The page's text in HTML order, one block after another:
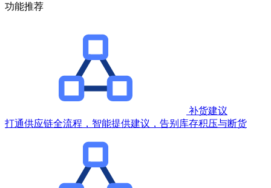
功能推荐
补货建议
打通供应链全流程，智能提供建议，告别库存积压与断货